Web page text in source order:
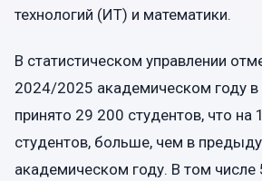
технологий (ИТ) и математики.
В статистическом управлении
2024/2025 академическом году в
принято 29 200 студентов, что на
студентов, больше, чем в
академическом году. В том числе